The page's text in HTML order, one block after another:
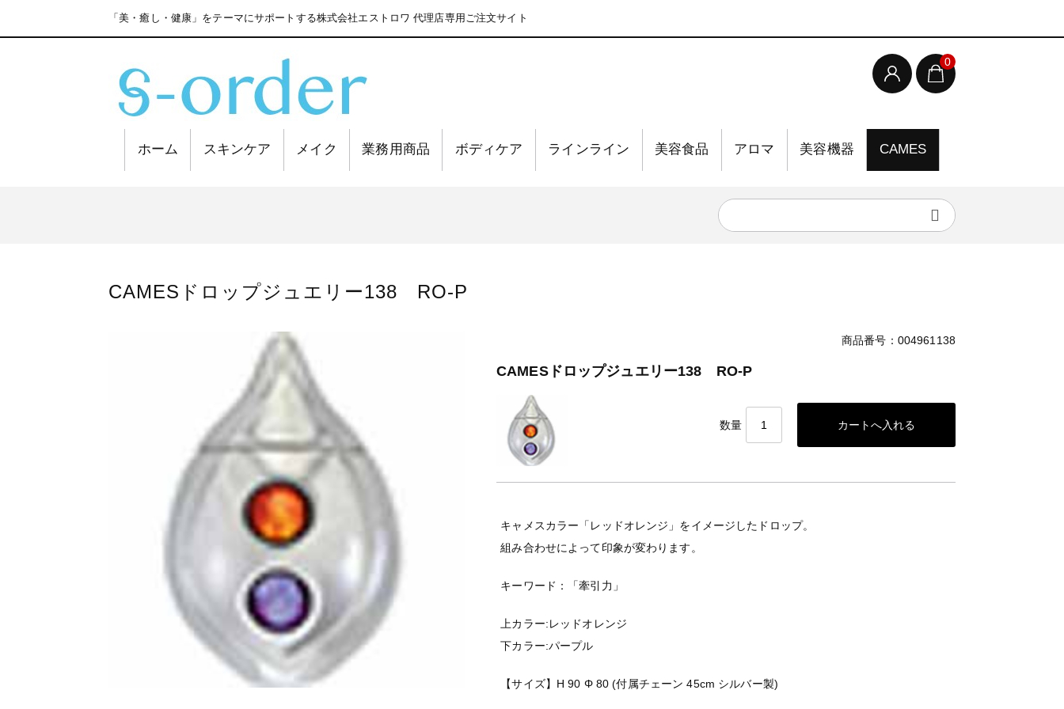
「美・癒し・健康」をテーマにサポートする株式会社エストロワ 代理店専用ご注文サイト
0
ホーム スキンケア メイク 業務用商品 ボディケア ラインライン 美容食品 アロマ 美容機器 CAMES
CAMESドロップジュエリー138 RO-P
商品番号：004961138
CAMESドロップジュエリー138 RO-P
数量
キャメスカラー「レッドオレンジ」をイメージしたドロップ。
組み合わせによって印象が変わります。
キーワード：「牽引力」
上カラー:レッドオレンジ
下カラー:パープル
【サイズ】H 90 Φ 80 (付属チェーン 45cm シルバー製)